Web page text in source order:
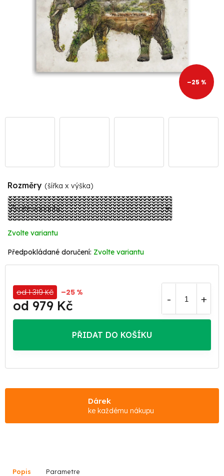
–25 %
Rozměry (šířka x výška)
Zvolte variantu
Zvolte variantu
od 1 319 Kč –25 %
od 979 Kč
PŘIDAT DO KOŠÍKU
Dárek
ke každému nákupu
Popis Parametre